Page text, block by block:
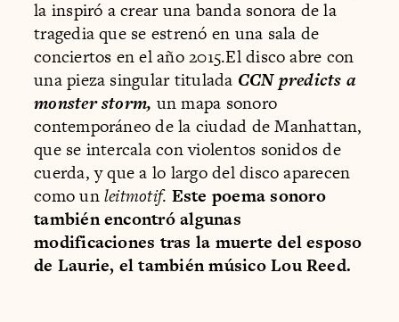
la inspiró a crear una banda sonora de la
tragedia que se estrenó en una sala de
conciertos en el año 2015.El disco abre con
una pieza singular titulada CCN predicts a
monster storm, un mapa sonoro
contemporáneo de la ciudad de Manhattan,
que se intercala con violentos sonidos de
cuerda, y que a lo largo del disco aparecen
como unleitmotif. Este poema sonoro
también encontró algunas
modificaciones tras la muerte del esposo
de Laurie, el también músico Lou Reed.